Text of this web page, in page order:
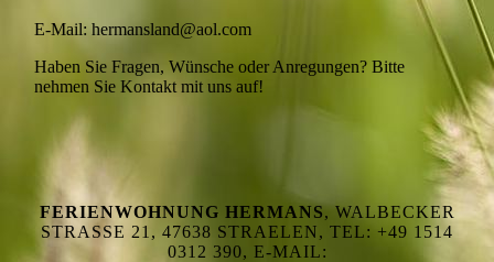
E-Mail:hermansland@aol.com
Haben Sie Fragen, Wünsche oder Anregungen? Bitte
nehmen Sie Kontakt mit uns auf!
FERIENWOHNUNG HERMANS, WALBECKER
STRASSE 21, 47638 STRAELEN, TEL: +49 1514 0
312 390, E-MAIL: H